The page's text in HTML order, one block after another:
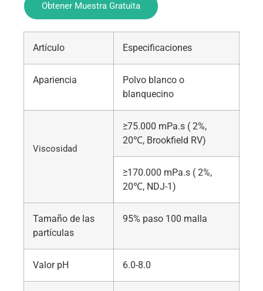
Obtener Muestra Gratuita
Artículo Especificaciones
Apariencia
Polvo blanco o
blanquecino
Viscosidad
≥75.000 mPa.s ( 2%,
20℃, Brookfield RV)
≥170.000 mPa.s ( 2%,
20℃, NDJ-1)
Tamaño de las
partículas
95% paso 100 malla
Valor pH 6.0-8.0